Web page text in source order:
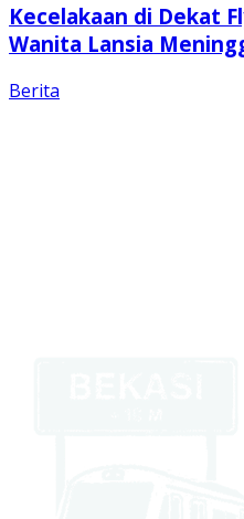
Kecelakaan di Dekat
Wanita Lansia
Berita